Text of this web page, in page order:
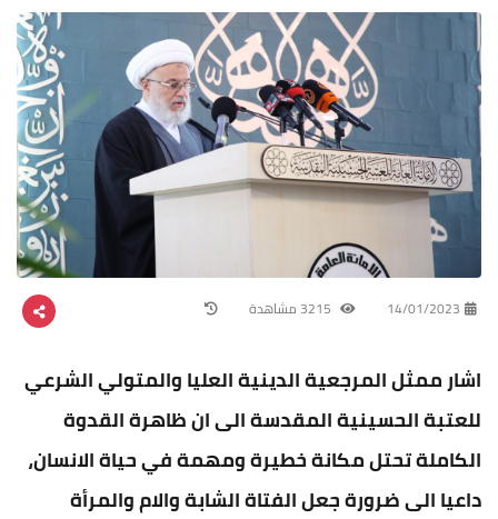
14/01/2023
اشار ممثل المرجعية الدينية العليا والمتولي الشرعي
للعتبة الحسينية المقدسة الى ان ظاهرة القدوة
الكاملة تحتل مكانة خطيرة ومهمة في حياة الانسان،
داعيا الى ضرورة جعل الفتاة الشابة والام والمرأة